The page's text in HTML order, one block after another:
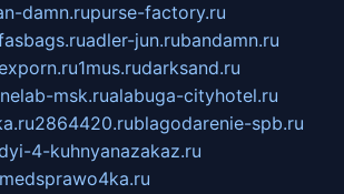
damn.rupurse-factory.ru
adler-jun.rubandamn.ru
1mus.rudarksand.ru
msk.rualabuga-cityhotel.ru
2864420.rublagodarenie-spb.ru
4-kuhnyanazakaz.ru
medsprawo4ka.ru